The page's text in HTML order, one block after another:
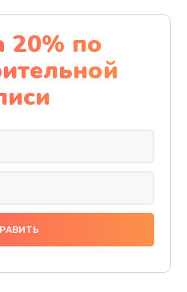
от пыли
руб.
20% по